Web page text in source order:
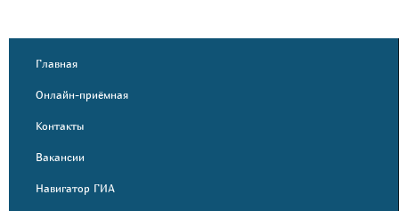
Главная
Онлайн-приёмная
Контакты
Вакансии
Навигатор ГИА